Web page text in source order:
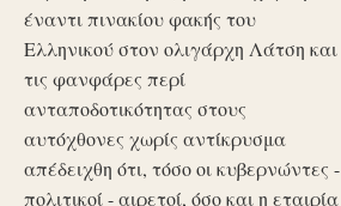
έναντι πινακίου φακής του
Ελληνικού στον ολιγάρχη Λάτση και
τις φανφάρες περί
ανταποδοτικότητας στους
αυτόχθονες χωρίς αντίκρυσμα
απέδειχθη ότι, τόσο οι κυβερνώντες -
πολιτικοί - αιρετοί, όσο και η εταιρία